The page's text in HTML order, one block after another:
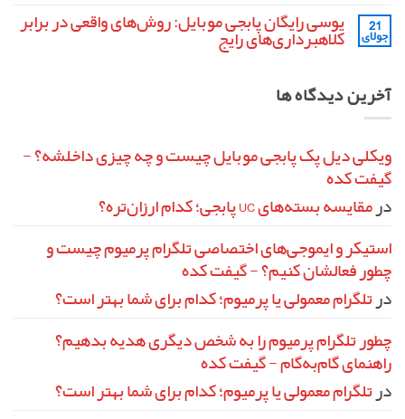
فری
فایر
چیست
را
فعال
برای
چطور
تمدید
اشتراک
تلگرام
کنیم؟
ثبت
نشده 21
جولای
یوسی رایگان پابجی موبایل: روش‌های واقعی در برابر
کلاهبرداری‌های رایج
یوسی
رایگان
واقعی
در
برابر
کلاهبرداری‌های
نشده
آخرین دیدگاه ها
ویکلی دیل پک پابجی موبایل چیست و چه چیزی داخلشه؟ -
گیفت کده
درمقایسه بسته‌های UC پابجی؛ کدام ارزان‌تره؟
استیکر و ایموجی‌های اختصاصی تلگرام پرمیوم چیست و
چطور فعالشان کنیم؟ - گیفت کده
درتلگرام معمولی یا پرمیوم؛ کدام برای شما بهتر است؟
چطور تلگرام پرمیوم را به شخص دیگری هدیه بدهیم؟
راهنمای گام‌به‌گام - گیفت کده
درتلگرام معمولی یا پرمیوم؛ کدام برای شما بهتر است؟